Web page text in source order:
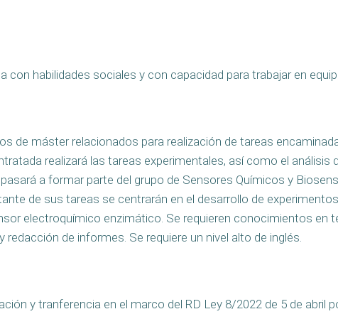
con habilidades sociales y con capacidad para trabajar en
de máster relacionados para realización de tareas
realizará las tareas experimentales, así como el análisis
a formar parte del grupo de Sensores Químicos y
de sus tareas se centrarán en el desarrollo de
electroquímico enzimático. Se requieren conocimientos en
de informes. Se requiere un nivel alto de inglés.
y tranferencia en el marco del RD Ley 8/2022 de 5 de abril